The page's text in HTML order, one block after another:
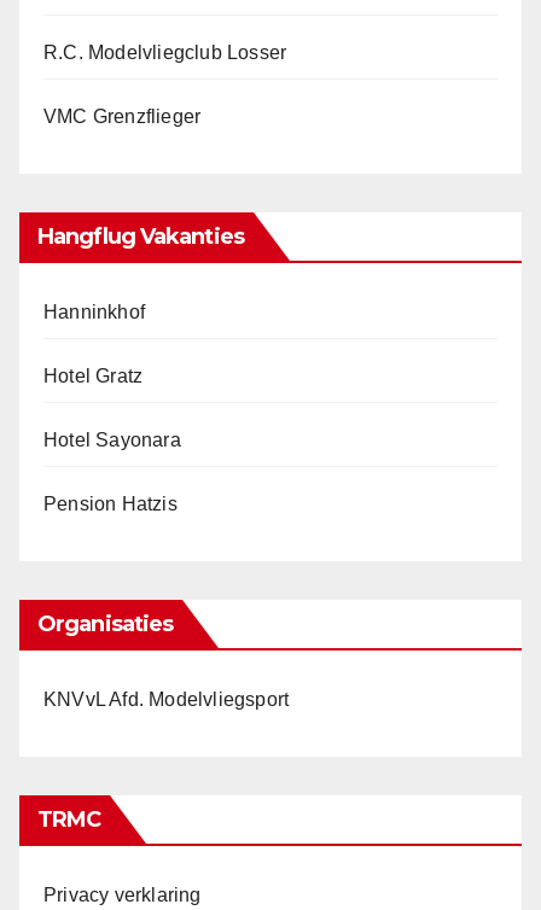
R.C. Modelvliegclub Losser
VMC Grenzflieger
Hangflug Vakanties
Hanninkhof
Hotel Gratz
Hotel Sayonara
Pension Hatzis
Organisaties
KNVvL Afd. Modelvliegsport
TRMC
Privacy verklaring